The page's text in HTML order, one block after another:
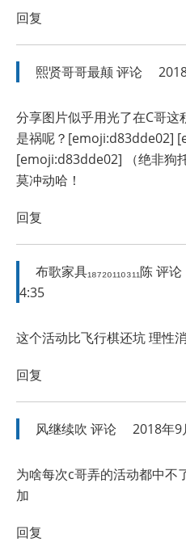
回复
熙贤哥哥最颠评论
分享图片似乎用光了在C哥
是祸呢？[emoji:d83dde02]
[emoji:d83dde02] （绝非狗
莫冲动哈！
回复
布歌家具₁₈₇₂₀₁₁₀₃₁₁陈评论
4:35
这个活动比飞行棋还坑 理性
回复
风继续吹 评论 2018年9
为啥每次c哥弄的活动都中不
加
回复